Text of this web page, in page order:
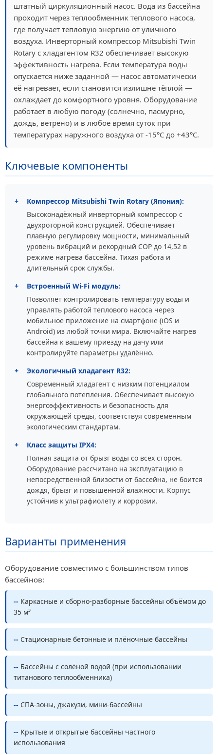
штатный циркуляционный насос. Вода из бассейна
проходит через теплообменник теплового насоса,
где получает тепловую энергию от уличного
воздуха. Инверторный компрессор Mitsubishi Twin
Rotary с хладагентом R32 обеспечивает высокую
эффективность нагрева. Если температура воды
опускается ниже заданной — насос автоматически
её нагревает, если становится излишне тёплой —
охлаждает до комфортного уровня. Оборудование
работает в любую погоду (солнечно, пасмурно,
дождь, ветрено) и в любое время суток при
температурах наружного воздуха от -15°С до +43°С.
Ключевые компоненты
+
Компрессор Mitsubishi Twin Rotary (Япония):
Высоконадёжный инверторный компрессор с
двухроторной конструкцией. Обеспечивает
плавную регулировку мощности, минимальный
уровень вибраций и рекордный COP до 14,52 в
режиме нагрева бассейна. Тихая работа и
длительный срок службы.
+
Встроенный Wi-Fi модуль:
Позволяет контролировать температуру воды и
управлять работой теплового насоса через
мобильное приложение на смартфоне (iOS и
Android) из любой точки мира. Включайте нагрев
бассейна к вашему приезду на дачу или
контролируйте параметры удалённо.
+
Экологичный хладагент R32:
Современный хладагент с низким потенциалом
глобального потепления. Обеспечивает высокую
энергоэффективность и безопасность для
окружающей среды, соответствуя современным
экологическим стандартам.
+
Класс защиты IPX4:
Полная защита от брызг воды со всех сторон.
Оборудование рассчитано на эксплуатацию в
непосредственной близости от бассейна, не боится
дождя, брызг и повышенной влажности. Корпус
устойчив к ультрафиолету и коррозии.
Варианты применения
Оборудование совместимо с большинством типов
бассейнов:
-- Каркасные и сборно-разборные бассейны объёмом до
35 м³
-- Стационарные бетонные и плёночные бассейны
-- Бассейны с солёной водой (при использовании
титанового теплообменника)
-- СПА-зоны, джакузи, мини-бассейны
-- Крытые и открытые бассейны частного
использования